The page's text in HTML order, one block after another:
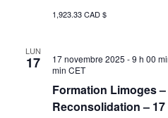
1,923.33 CAD $
LUN
17
Formation Limoges
Reconsolidation –
17 novembre 2025 - 9 h 00
min CET